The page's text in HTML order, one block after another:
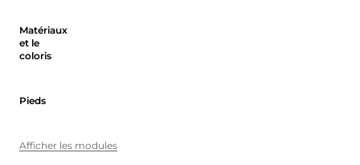
Matériaux
et le
coloris
Pieds
Afficher les modules